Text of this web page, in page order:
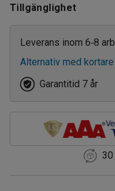
Tillgänglighet
Leverans inom 6‑8
Alternativ med
Garantitid 7 år
30